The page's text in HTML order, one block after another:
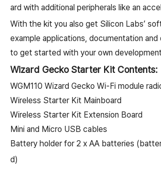
ard with additional peripherals like an
With the kit you also get Silicon Labs’
example applications, documentation
to get started with your own
Wizard Gecko Starter Kit Contents:
WGM110 Wizard Gecko Wi-Fi module
Wireless Starter Kit Mainboard
Wireless Starter Kit Extension Board
Mini and Micro USB cables
Battery holder for 2 x AA batteries
d)